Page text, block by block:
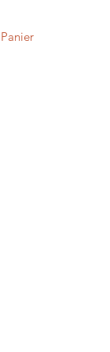
Panier